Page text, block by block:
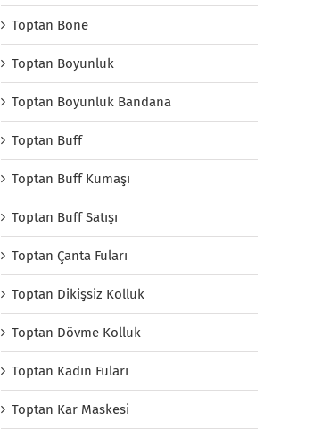
Toptan Bone
Toptan Boyunluk
Toptan Boyunluk Bandana
Toptan Buff
Toptan Buff Kumaşı
Toptan Buff Satışı
Toptan Çanta Fuları
Toptan Dikişsiz Kolluk
Toptan Dövme Kolluk
Toptan Kadın Fuları
Toptan Kar Maskesi